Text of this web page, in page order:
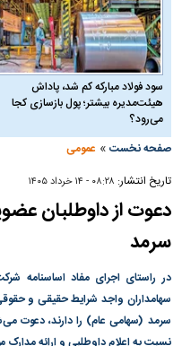
سود فولاد مبارکه کم شد، پاداش
هیئت‌مدیره بیشتر؛ پول بازسازی کجا
می‌رود؟
صفحه نخست » عمومی
تاریخ انتشار: ۰۸:۲۸ - ۱۴ خرداد ۱۴۰۵
دعوت از داوطلبان
سرمد
در راستای اجرای مفاد اساسنامه
سهامداران واجد شرایط حقیقی و
سرمد (سهامی عام) را دارند، دعوت
نسبت به اعلام داوطلبی و ارائه مدارک